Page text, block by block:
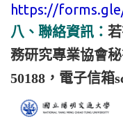
https://
八、聯絡資訊：
務研究專業協會
50188，電子信箱